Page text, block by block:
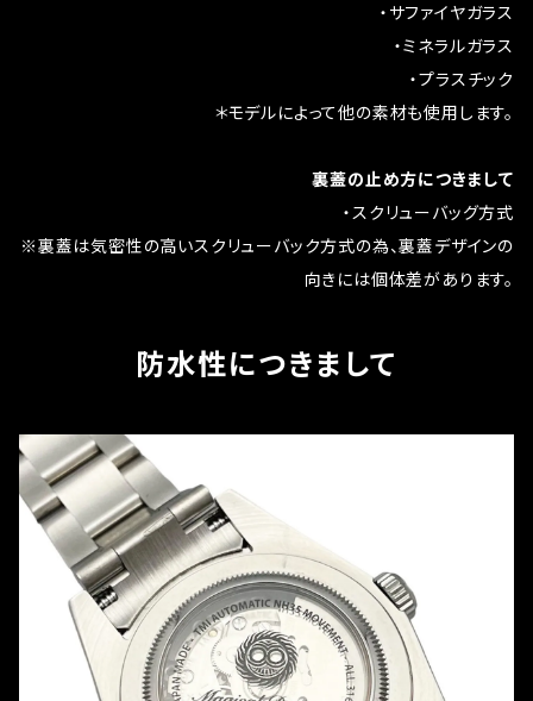
・サファイヤガラス
・ミネラルガラス
・プラスチック
＊モデルによって他の素材も使用します。
裏蓋の止め方につきまして
・スクリューバッグ方式
※裏蓋は気密性の高いスクリューバック方式の為、裏蓋デザインの
向きには個体差があります。
防水性につきまして